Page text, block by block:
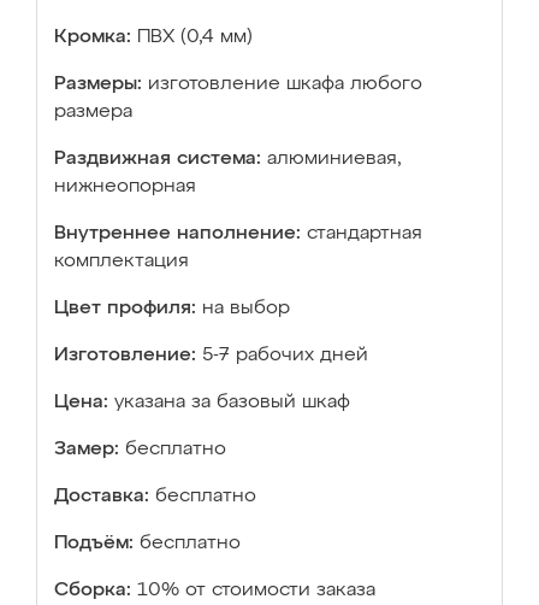
Кромка: ПВХ (0,4 мм)
Размеры: изготовление шкафа любого
размера
Раздвижная система: алюминиевая,
нижнеопорная
Внутреннее наполнение: стандартная
комплектация
Цвет профиля: на выбор
Изготовление: 5-7 рабочих дней
Цена: указана за базовый шкаф
Замер: бесплатно
Доставка: бесплатно
Подъём: бесплатно
Сборка: 10% от стоимости заказа